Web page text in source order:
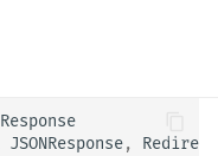
Response
JSONResponse,